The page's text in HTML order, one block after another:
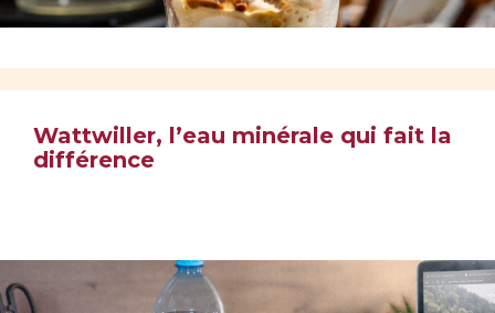
Wattwiller, l’eau minérale qui fait la
différence